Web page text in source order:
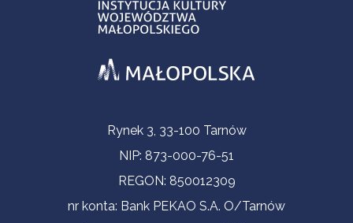
Informacje kontaktoweRynek 3, 33-100 Tarnów
NIP: 873-000-76-51
REGON: 850012309
nr konta: Bank PEKAO S.A. O/Tarnów